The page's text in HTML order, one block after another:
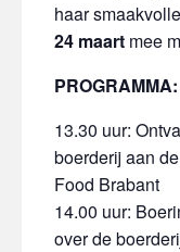
haar
24 maart mee
PROGRAMMA:
13.30 uur:
boerderij aan
Food Brabant
14.00 uur:
over de